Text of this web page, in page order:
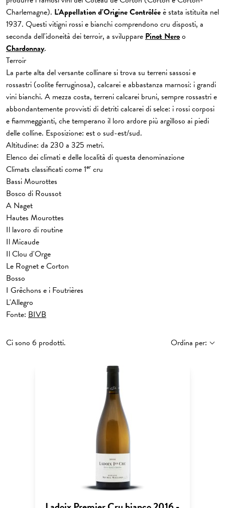
Charlemagne). L'Appellation d'Origine Contrôléeè stata istituita nel
1937. Questi vitigni rossi e bianchi comprendono cru disposti, a
seconda dell'idoneità dei terroir, a svilupparePinot Neroo
Chardonnay.
Terroir
La parte alta del versante collinare si trova su terreni sassosi e
rossastri (oolite ferruginosa), calcarei e abbastanza marnosi: i grandi
vini bianchi. A mezza costa, terreni calcarei bruni, sempre rossastri e
abbondantemente provvisti di detriti calcarei di selce: i rossi corposi
e fiammeggianti, che temperano il loro ardore più argilloso ai piedi
delle colline. Esposizione: est o sud-est/sud.
Altitudine: da 230 a 325 metri.
Elenco dei climati e delle località di questa denominazione
Climats classificati come 1er cru
Bassi Mourottes
Bosco di Roussot
A Naget
Hautes Mourottes
Il lavoro di routine
Il Micaude
Il Clou d'Orge
Le Rognet e Corton
Bosso
I Grêchons e i Foutrières
L'Allegro
Fonte: BIVB
Ci sono 6 prodotti. Ordina per: